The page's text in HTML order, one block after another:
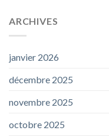
ARCHIVES
janvier 2026
décembre 2025
novembre 2025
octobre 2025